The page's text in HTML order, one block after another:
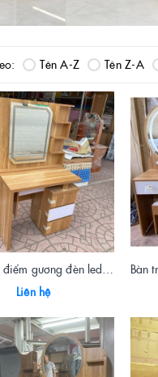
Tên A-Z Tên Z-A
Liên hệ